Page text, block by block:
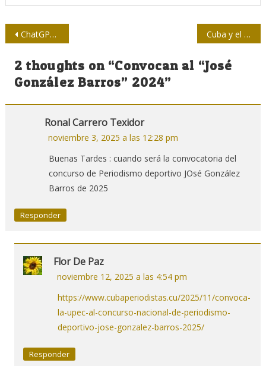
Navegación
de
entradas
ChatGPT, autoría real y una trampa para los tramposos Cuba y el apagón de la ética periodística (+ vídeo)
2 thoughts on “Convocan al “José
González Barros” 2024”
Ronal Carrero Texidor
noviembre 3, 2025 a las 12:28 pm
Buenas Tardes : cuando será la convocatoria del
concurso de Periodismo deportivo JOsé González
Barros de 2025
Responder
Flor De Paz
noviembre 12, 2025 a las 4:54 pm
https://www.cubaperiodistas.cu/2025/11/convoca-
la-upec-al-concurso-nacional-de-periodismo-
deportivo-jose-gonzalez-barros-2025/
Responder